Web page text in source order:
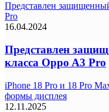
Представлен
Pro
16.04.2024
Представлен
класса Oppo A3 Pro
iPhone 18 Pro и 18 Pro
формы дисплея
12.11.2025